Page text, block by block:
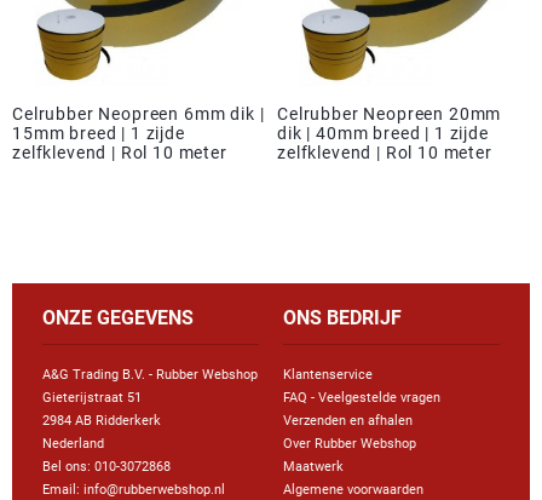
Celrubber Neopreen 6mm dik |
15mm breed | 1 zijde
zelfklevend | Rol 10 meter
Celrubber Neopreen 20mm
dik | 40mm breed | 1 zijde
zelfklevend | Rol 10 meter
ONZE GEGEVENS
A&G Trading B.V. - Rubber Webshop
Gieterijstraat 51
2984 AB Ridderkerk
Nederland
Bel ons: 010-3072868
Email: info@rubberwebshop.nl
ONS BEDRIJF
Klantenservice
FAQ - Veelgestelde vragen
Verzenden en afhalen
Over Rubber Webshop
Maatwerk
Algemene voorwaarden